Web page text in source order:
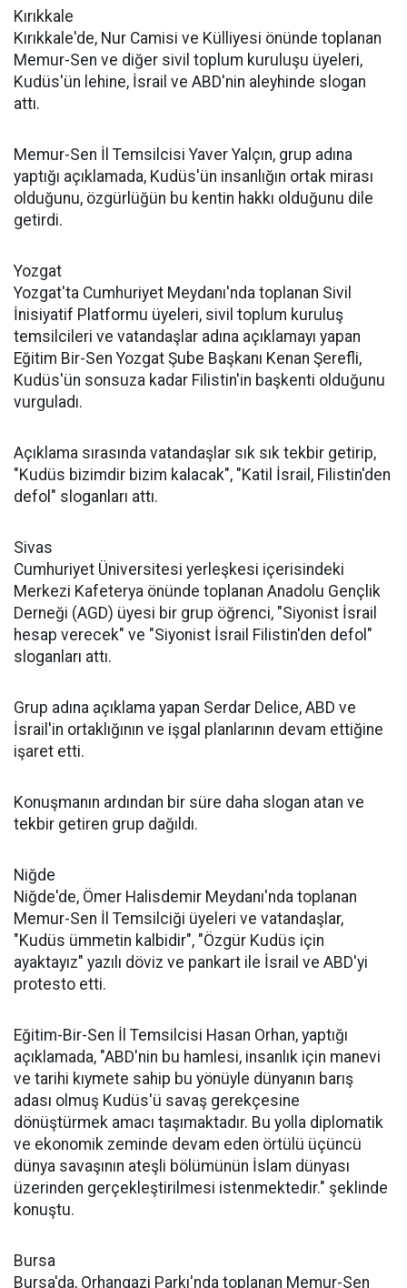
Kırıkkale
Kırıkkale'de, Nur Camisi ve Külliyesi önünde toplanan
Memur-Sen ve diğer sivil toplum kuruluşu üyeleri,
Kudüs'ün lehine, İsrail ve ABD'nin aleyhinde slogan
attı.
Memur-Sen İl Temsilcisi Yaver Yalçın, grup adına
yaptığı açıklamada, Kudüs'ün insanlığın ortak mirası
olduğunu, özgürlüğün bu kentin hakkı olduğunu dile
getirdi.
Yozgat
Yozgat'ta Cumhuriyet Meydanı'nda toplanan Sivil
İnisiyatif Platformu üyeleri, sivil toplum kuruluş
temsilcileri ve vatandaşlar adına açıklamayı yapan
Eğitim Bir-Sen Yozgat Şube Başkanı Kenan Şerefli,
Kudüs'ün sonsuza kadar Filistin'in başkenti olduğunu
vurguladı.
Açıklama sırasında vatandaşlar sık sık tekbir getirip,
"Kudüs bizimdir bizim kalacak", "Katil İsrail, Filistin'den
defol" sloganları attı.
Sivas
Cumhuriyet Üniversitesi yerleşkesi içerisindeki
Merkezi Kafeterya önünde toplanan Anadolu Gençlik
Derneği (AGD) üyesi bir grup öğrenci, "Siyonist İsrail
hesap verecek" ve "Siyonist İsrail Filistin'den defol"
sloganları attı.
Grup adına açıklama yapan Serdar Delice, ABD ve
İsrail'in ortaklığının ve işgal planlarının devam ettiğine
işaret etti.
Konuşmanın ardından bir süre daha slogan atan ve
tekbir getiren grup dağıldı.
Niğde
Niğde'de, Ömer Halisdemir Meydanı'nda toplanan
Memur-Sen İl Temsilciği üyeleri ve vatandaşlar,
"Kudüs ümmetin kalbidir", "Özgür Kudüs için
ayaktayız" yazılı döviz ve pankart ile İsrail ve ABD'yi
protesto etti.
Eğitim-Bir-Sen İl Temsilcisi Hasan Orhan, yaptığı
açıklamada, "ABD'nin bu hamlesi, insanlık için manevi
ve tarihi kıymete sahip bu yönüyle dünyanın barış
adası olmuş Kudüs'ü savaş gerekçesine
dönüştürmek amacı taşımaktadır. Bu yolla diplomatik
ve ekonomik zeminde devam eden örtülü üçüncü
dünya savaşının ateşli bölümünün İslam dünyası
üzerinden gerçekleştirilmesi istenmektedir." şeklinde
konuştu.
Bursa
Bursa'da, Orhangazi Parkı'nda toplanan Memur-Sen